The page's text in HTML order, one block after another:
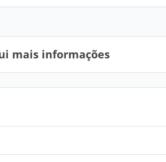
mais informações